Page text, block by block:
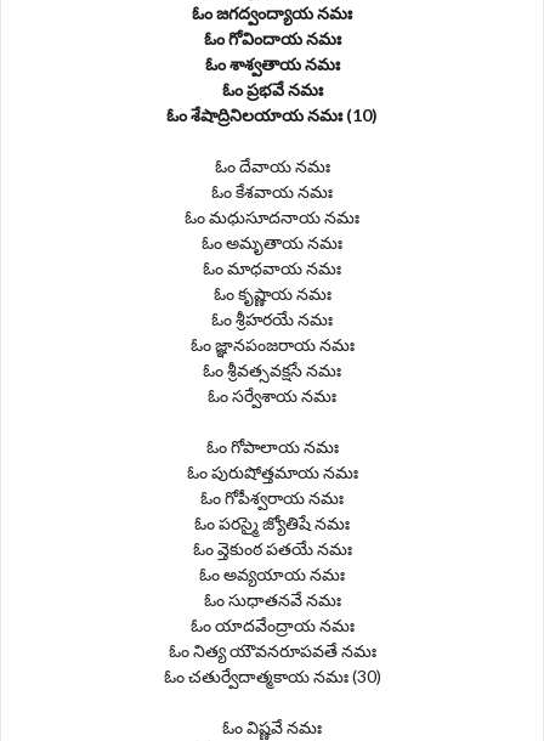
ఓం జగద్వంద్యాయ నమః
ఓం గోవిందాయ నమః
ఓం శాశ్వతాయ నమః
ఓం ప్రభవే నమః
ఓం శేషాద్రినిలయాయ నమః (10)
ఓం దేవాయ నమః
ఓం కేశవాయ నమః
ఓం మధుసూదనాయ నమః
ఓం అమృతాయ నమః
ఓం మాధవాయ నమః
ఓం కృష్ణాయ నమః
ఓం శ్రీహరయే నమః
ఓం జ్ఞానపంజరాయ నమః
ఓం శ్రీవత్సవక్షసే నమః
ఓం సర్వేశాయ నమః
ఓం గోపాలాయ నమః
ఓం పురుషోత్తమాయ నమః
ఓం గోపీశ్వరాయ నమః
ఓం పరస్మై జ్యోతిషే నమః
ఓం వ్తెకుంఠ పతయే నమః
ఓం అవ్యయాయ నమః
ఓం సుధాతనవే నమః
ఓం యాదవేంద్రాయ నమః
ఓం నిత్య యౌవనరూపవతే నమః
ఓం చతుర్వేదాత్మకాయ నమః (30)
ఓం విష్ణవే నమః